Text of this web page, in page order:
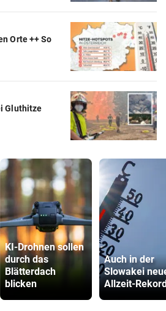
Orte ++ So
Gluthitze
KI-Drohnen sollen
durch das
Blätterdach
blicken
Auch in der
Slowakei
Allzeit-